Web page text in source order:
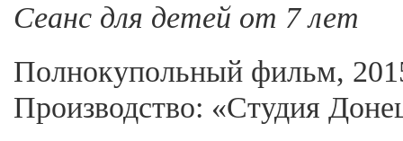
Сеанс для детей от 7 лет
Полнокупольный фильм,
Производство: «Студия